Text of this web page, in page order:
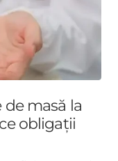
masă la
obligații